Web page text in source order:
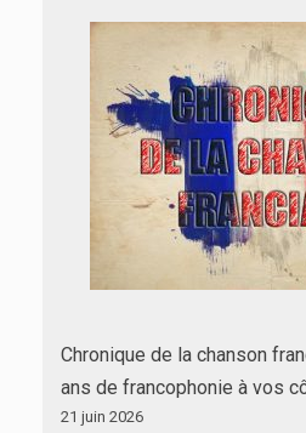
Chronique de la chanson
ans de francophonie à vos
21 juin 2026